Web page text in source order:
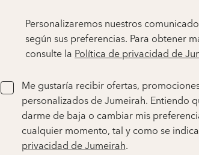
Personalizaremos nuestros
según sus preferencias. Para obtener
consulte laPolítica de privacidad de
Me gustaría recibir ofertas,
personalizados de Jumeirah. Entiendo
darme de baja o cambiar mis
cualquier momento, tal y como se
privacidad de Jumeirah.